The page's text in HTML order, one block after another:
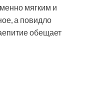
мягким и
а повидло
обещает